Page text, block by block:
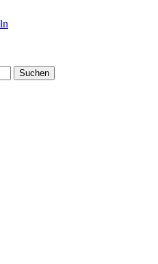
Suchen